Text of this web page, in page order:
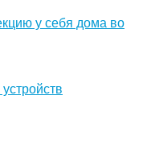
у себя дома во